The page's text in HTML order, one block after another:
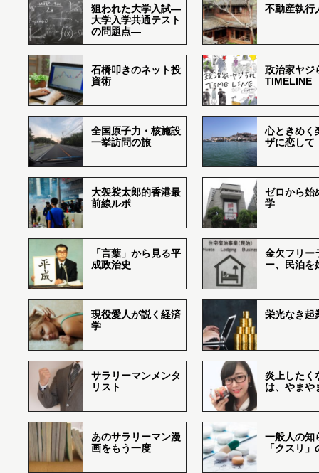
狙われた大学入試―
大学入学共通テスト
の問題点―
不動産執行
石橋叩きのネット投
資術
政治家ヤジ
TIMELINE
全国原子力・核施設
一挙訪問の旅
心ときめく
ザに恋して
大袈裟太郎的香港最
前線ルポ
ゼロから始
学
「言葉」から見る平
成政治史
金欠フリー
ー、民泊を
現役愛人が説く経済
学
栄光なき起
サラリーマンメンタ
リスト
炎上したく
は、やまや
あのサラリーマン漫
画をもう一度
一般人の知
「クスリ